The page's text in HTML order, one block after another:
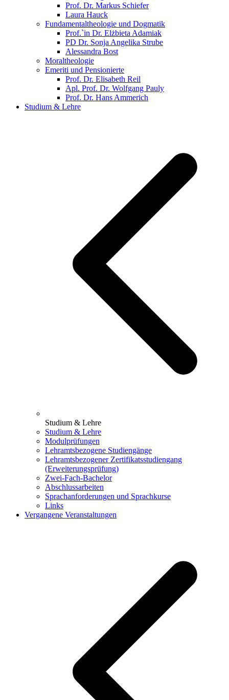
Prof. Dr. Markus Schiefer
Laura Hauck
Fundamentaltheologie und Dogmatik
Prof.`in Dr. Elżbieta Adamiak
PD Dr. Sonja Angelika Strube
Alessandra Bost
Moraltheologie
Emeriti und Pensionierte
Prof. Dr. Elisabeth Reil
Apl. Prof. Dr. Wolfgang Pauly
Prof. Dr. Hans Ammerich
Studium & Lehre
Studium & Lehre
Studium & Lehre
Modulprüfungen
Lehramtsbezogene Studiengänge
Lehramtsbezogener Zertifikatsstudiengang
(Erweiterungsprüfung)
Zwei-Fach-Bachelor
Abschlussarbeiten
Sprachanforderungen und Sprachkurse
Links
Vergangene Veranstaltungen